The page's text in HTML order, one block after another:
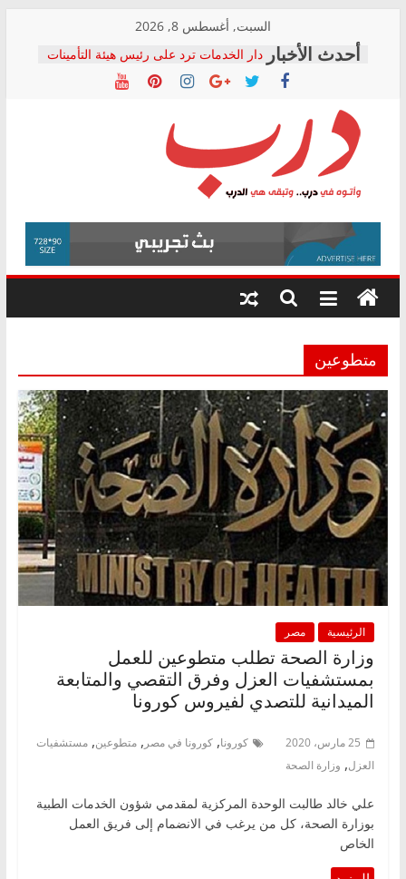
content
السبت, أغسطس 8, 2026
دار الخدمات ترد على رئيس هيئة التأمينات
بعد مؤتمره الصحفي: إنكار الأزمة لا ينهي
معاناة أصحاب المعاشات.. ونطالب بكشف
فرحات سليمان يكتب: القطاع الصحي إلى
أين؟
حزب التحالف الشعبي يطلق لجنة “الحق
في الصحة” بالإسكندرية لرصد الانتهاكات
ودعم المرضى
الوزاري لمدينة الصحفيين.. وانتهاء أعمال
إنشاء المبنى الإداري
المجلس القومي لحقوق الإنسان يعلن
متابعة قضية الدكتور محمد زهران.. ويؤكد:
قرينة البراءة وضمانات المحاكمة العادلة
درب
وأتوه
درب..
وتبقى
هي
متطوعين
الرئيسية مصر
وزارة الصحة تطلب متطوعين للعمل
بمستشفيات العزل وفرق التقصي والمتابعة
الميدانية للتصدي لفيروس كورونا
25 مارس، 2020 كورونا, كورونا في مصر , متطوعين, مستشفيات
العزل, وزارة الصحة
علي خالد طالبت الوحدة المركزية لمقدمي شؤون الخدمات الطبية
بوزارة الصحة، كل من يرغب في الانضمام إلى فريق العمل
الخاص